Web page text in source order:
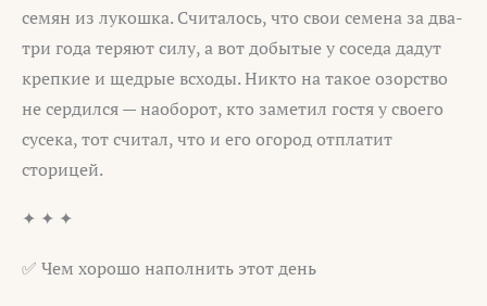
семян из лукошка. Считалось, что свои семена за два-
три года теряют силу, а вот добытые у соседа дадут
крепкие и щедрые всходы. Никто на такое озорство
не сердился — наоборот, кто заметил гостя у своего
сусека, тот считал, что и его огород отплатит
сторицей.
✦ ✦ ✦
✅ Чем хорошо наполнить этот день